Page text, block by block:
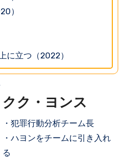
）
に立つ（2022）
クク・ヨンス
・犯罪行動分析チーム長
・ハヨンをチームに引き入れ
る